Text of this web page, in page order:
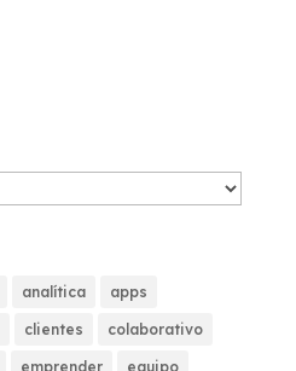
analítica apps
clientes colaborativo
emprender equipo